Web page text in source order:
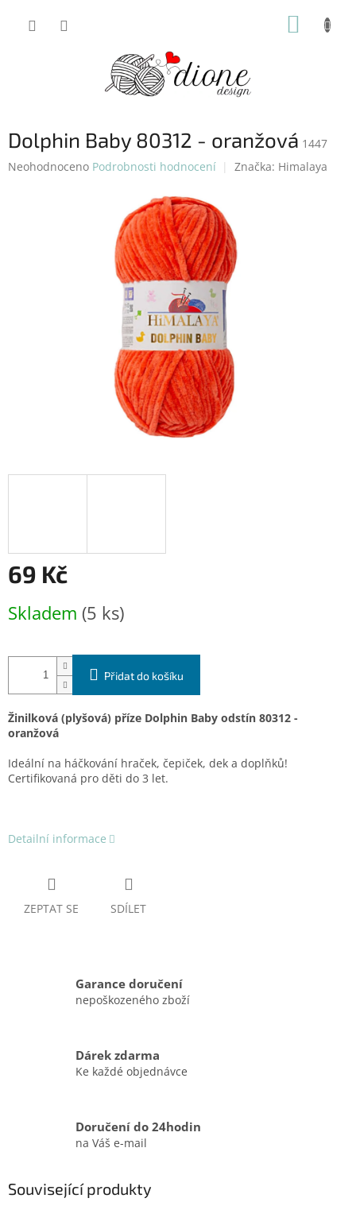
Dolphin Baby 80312 - oranžová 1447
Průměrné
Neohodnoceno Podrobnosti hodnocení Značka: Himalaya
69 Kč
cena:
Skladem (5 ks)
Přidat do košíku
Žinilková (plyšová) příze Dolphin Baby odstín 80312 -
oranžová
Ideální na háčkování hraček, čepiček, dek a doplňků!
Certifikovaná pro děti do 3 let.
Detailní informace
ZEPTAT SE SDÍLET
Garance doručení
nepoškozeného zboží
Dárek zdarma
Ke každé objednávce
Doručení do 24hodin
na Váš e-mail
Související produkty